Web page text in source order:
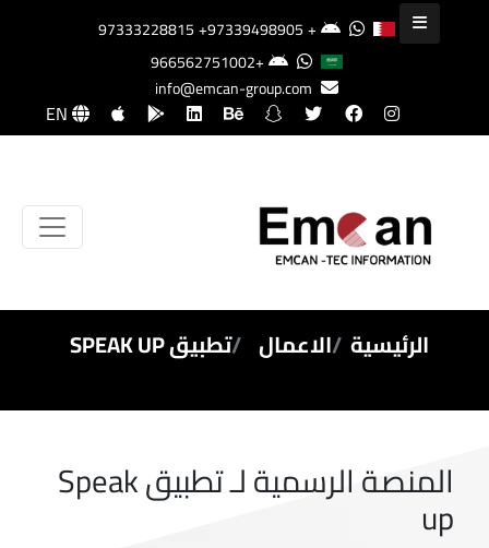
+97333228815
+97339498905
+966562751002
info@emcan-group.com
EN
الرئيسية الاعمال تطبيق SPEAK UP
المنصة الرسمية لـ تطبيق Speak
up